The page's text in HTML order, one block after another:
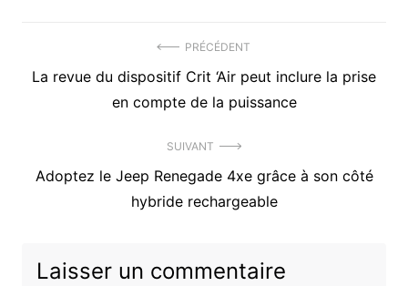
de
PRÉCÉDENT
Précédent
La revue du dispositif Crit ‘Air peut inclure la prise
en compte de la puissance
SUIVANT
Article
Adoptez le Jeep Renegade 4xe grâce à son côté
hybride rechargeable
Laisser un commentaire